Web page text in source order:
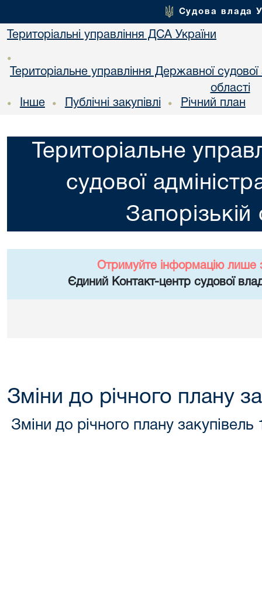
Судова влада
Територіальні управління ДСА України
•
Територіальне управління Державної судової
області
• Інше • Публічні закупівлі • Річний план
Територіальне
судової
Запорізькій
Отримуйте інформацію лише
Єдиний Контакт-центр судової
Зміни до річного плану
Зміни до річного плану